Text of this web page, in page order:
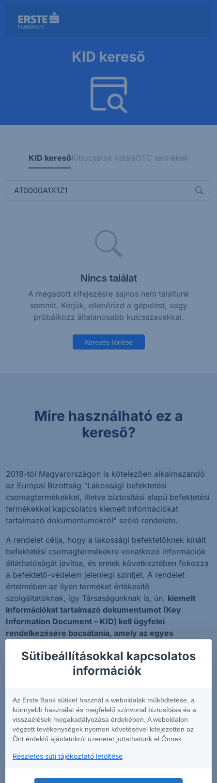
KID kereső
KID keresőKibocsátók listájaOTC termékek
Nincs találat
A megadott kifejezésre sajnos nem találtunk
semmit. Kérjük, ellenőrizd a gépelést, vagy
próbálkozz általánosabb kulcsszavakkal.
Keresés törlése
Mire használható ez a
kereső?
2018-tól Magyarországon is kötelezően alkalmazandó
az Európai Bizottság "Lakossági befektetési
csomagtermékekkel, illetve biztosítási alapú befektetési
termékekkel kapcsolatos kiemelt információkat
tartalmazó dokumentumokról" szóló rendelete.
A rendelet célja, hogy a lakossági befektetőknek kínált
befektetési csomagtermékekre vonatkozó információk
átláthatóságát javítsa, és ennek következtében fokozza
a befektető-védelem jelenlegi szintjét. A rendelet
értelmében az ilyen terméket értékesítő
szolgáltatóknak, így Társaságunknak is, ún. kiemelt
információkat tartalmazó dokumentumot (Key
Information Document – KID) kell ügyfelei
rendelkezésére bocsátania, amely az egyes
információk rövid összefoglalását tartalmazza.
Annak érdekében, hogy Önök könnyen
csomagtermékeket, a szolgáltatók egységes formában
készítik el az előbb említett dokumentumot.
Az Európai Unió pénzügyi piacain elérhető pénzügyi
termékek igen magas száma miatt a fenti kereső
alkalmazáson túl figyelmébe ajánljuk az adott
kereső funkcióját is.Kérjük tisztelt Ügyfeleinket, hogy
Sütibeállításokkal kapcsolatos
információk
Az Erste Bank sütiket használ a weboldalak működtetése, a
könnyebb használat és megfelelő színvonal biztosítása és a
visszaélések megakadályozása érdekében. A weboldalon
végzett tevékenységek nyomon követésével kifejezetten az
Önt érdeklő ajánlatokról üzenetet juttathatunk el Önnek.
Részletes süti tájékoztató letöltése